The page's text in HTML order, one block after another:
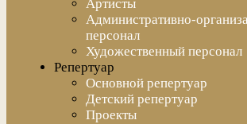
Артисты
Административно-
персонал
Художественный персонал
Репертуар
Основной репертуар
Детский репертуар
Проекты